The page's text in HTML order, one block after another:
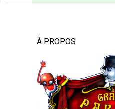
À PROPOS